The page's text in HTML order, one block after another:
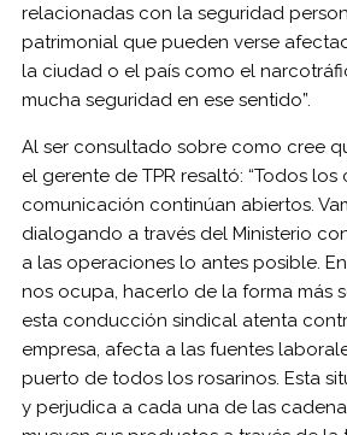
relacionadas con la seguridad
patrimonial que pueden verse
la ciudad o el país como el
mucha seguridad en ese sentido”.
Al ser consultado sobre como cree
el gerente de TPR resaltó: “Todos los
comunicación continúan abiertos.
dialogando a través del Ministerio
a las operaciones lo antes posible.
nos ocupa, hacerlo de la forma más
esta conducción sindical atenta
empresa, afecta a las fuentes
puerto de todos los rosarinos. Esta
y perjudica a cada una de las